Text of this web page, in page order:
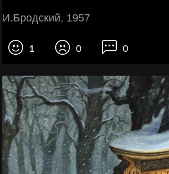
И.Бродский, 1957
1 0 0